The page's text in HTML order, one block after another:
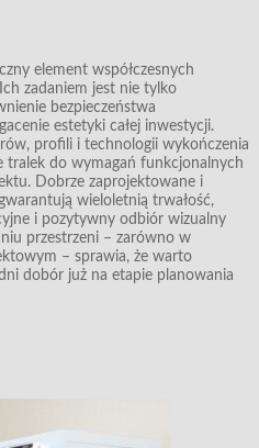
element współczesnych
zadaniem jest nie tylko
bezpieczeństwa
estetyki całej inwestycji.
profili i technologii wykończenia
tralek do wymagań funkcjonalnych
Dobrze zaprojektowane i
wieloletnią trwałość,
i pozytywny odbiór wizualny
przestrzeni – zarówno w
– sprawia, że warto
dobór już na etapie planowania